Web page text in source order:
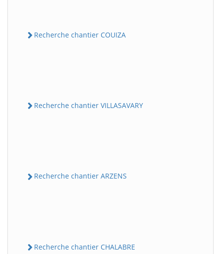
Recherche chantier COUIZA
Recherche chantier VILLASAVARY
Recherche chantier ARZENS
Recherche chantier CHALABRE